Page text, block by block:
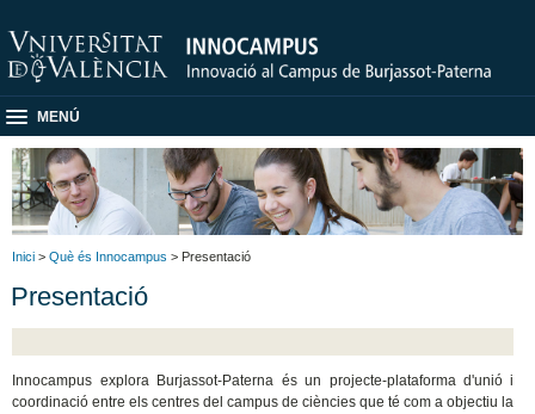
MENÚ
Inici > Què és Innocampus > Presentació
Presentació
Innocampus explora Burjassot-Paterna és un projecte-plataforma d'unió i
coordinació entre els centres del campus de ciències que té com a objectiu la